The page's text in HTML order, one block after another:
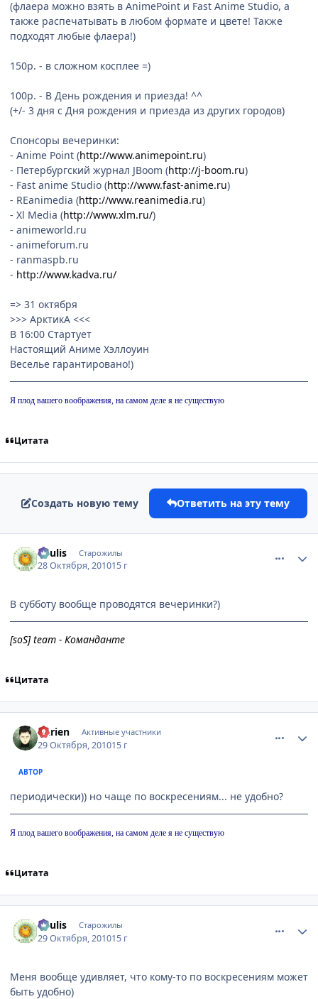
(флаера можно взять в AnimePoint и Fast Anime Studio, а
также распечатывать в любом формате и цвете! Также
подходят любые флаера!)
150р. - в сложном косплее =)
100р. - В День рождения и приезда! ^^
(+/- 3 дня с Дня рождения и приезда из других городов)
Спонсоры вечеринки:
- Anime Point (http://www.animepoint.ru)
- Петербургский журнал JBoom (http://j-boom.ru)
- Fast anime Studio (http://www.fast-anime.ru)
- REanimedia (http://www.reanimedia.ru)
- Xl Media (http://www.xlm.ru/)
- animeworld.ru
- animeforum.ru
- ranmaspb.ru
- http://www.kadva.ru/
=> 31 октября
>>> АрктикА <<<
В 16:00 Стартует
Настоящий Аниме Хэллоуин
Веселье гарантировано!)
Я плод вашего воображения, на самом деле я не существую
Цитата
Создать новую тему Ответить на эту тему
Soulis Старожилы
28 Октября, 201015 г
В субботу вообще проводятся вечеринки?)
[soS] team - Команданте
Цитата
Darien Активные участники
29 Октября, 201015 г
АВТОР
периодически)) но чаще по воскресениям... не удобно?
Я плод вашего воображения, на самом деле я не существую
Цитата
Soulis Старожилы
29 Октября, 201015 г
Меня вообще удивляет, что кому-то по воскресениям может
быть удобно)